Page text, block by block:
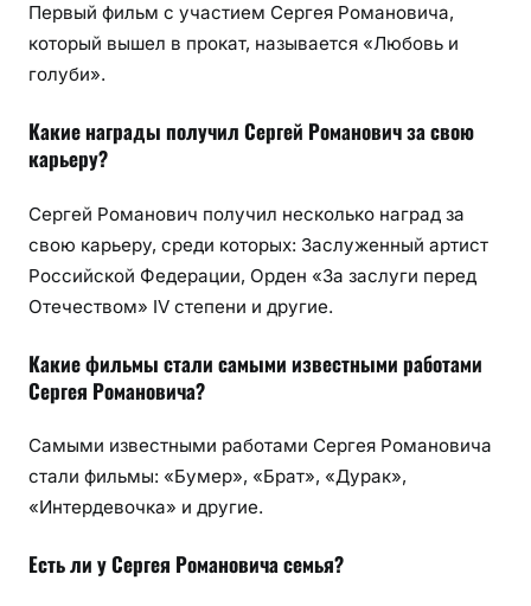
Первый фильм с участием Сергея Романовича,
который вышел в прокат, называется «Любовь и
голуби».
Какие награды получил Сергей Романович за свою
карьеру?
Сергей Романович получил несколько наград за
свою карьеру, среди которых: Заслуженный артист
Российской Федерации, Орден «За заслуги перед
Отечеством» IV степени и другие.
Какие фильмы стали самыми известными работами
Сергея Романовича?
Самыми известными работами Сергея Романовича
стали фильмы: «Бумер», «Брат», «Дурак»,
«Интердевочка» и другие.
Есть ли у Сергея Романовича семья?